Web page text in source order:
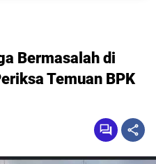
Bermasalah di
Temuan BPK